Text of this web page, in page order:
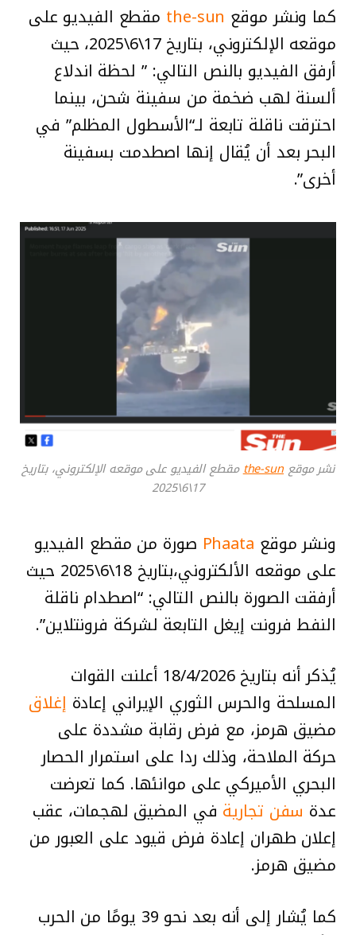
كما ونشر موقع the-sun مقطع الفيديو على
موقعه الإلكتروني، بتاريخ 17\6\2025، حيث
أرفق الفيديو بالنص التالي: ” لحظة اندلاع
ألسنة لهب ضخمة من سفينة شحن، بينما
احترقت ناقلة تابعة لـ“الأسطول المظلم” في
البحر بعد أن يُقال إنها اصطدمت بسفينة
أخرى”.
نشر موقع the-sunمقطع الفيديو على موقعه الإلكتروني، بتاريخ
17\6\2025
ونشر موقع Phaata صورة من مقطع الفيديو
على موقعه الألكتروني،بتاريخ 18\6\2025 حيث
أرفقت الصورة بالنص التالي: “اصطدام ناقلة
النفط فرونت إيغل التابعة لشركة فرونتلاين”.
يُذكر أنه بتاريخ 18/4/2026 أعلنت القوات
المسلحة والحرس الثوري الإيراني إعادة إغلاق
مضيق هرمز، مع فرض رقابة مشددة على
حركة الملاحة، وذلك ردا على استمرار الحصار
البحري الأميركي على موانئها. كما تعرضت
عدة سفن تجارية في المضيق لهجمات، عقب
إعلان طهران إعادة فرض قيود على العبور من
مضيق هرمز.
كما يُشار إلى أنه بعد نحو 39 يومًا من الحرب